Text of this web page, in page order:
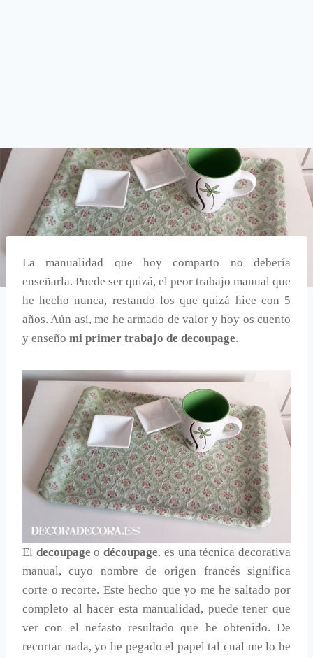
La manualidad que hoy comparto no debería
enseñarla. Puede ser quizá, el peor trabajo manual que
he hecho nunca, restando los que quizá hice con 5
años. Aún así, me he armado de valor y hoy os cuento
y enseño mi primer trabajo de decoupage.
El decoupageodécoupage. es una técnica decorativa
manual, cuyo nombre de origen francés significa
corte o recorte. Este hecho que yo me he saltado por
completo al hacer esta manualidad, puede tener que
ver con el nefasto resultado que he obtenido. De
recortar nada, yo he pegado el papel tal cual me lo he